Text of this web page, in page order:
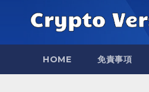
content
HOME 免責事項